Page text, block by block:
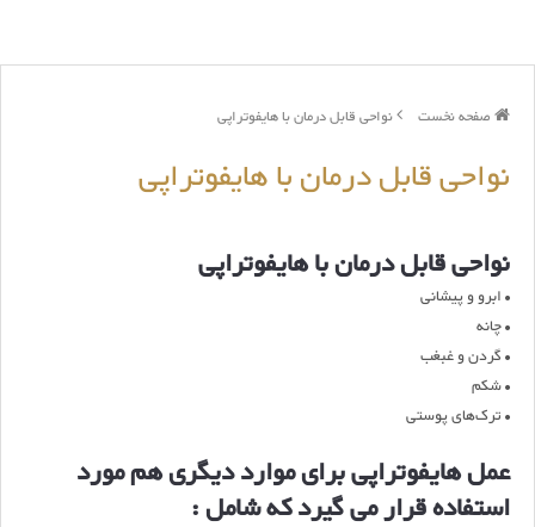
صفحه نخست نواحی قابل درمان با هایفوتراپی
نواحی قابل درمان با هایفوتراپی
نواحی قابل درمان با هایفوتراپی
• ابرو و پیشانی
• چانه
• گردن و غبغب
• شکم
• ترک‌های پوستی
عمل هایفوتراپی برای موارد دیگری هم مورد
استفاده قرار می گیرد که شامل :